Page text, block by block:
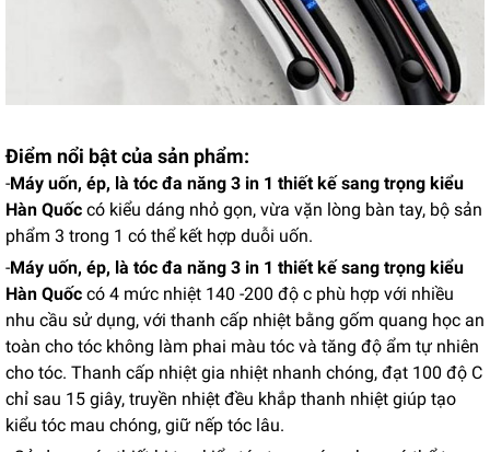
Điểm nổi bật của sản phẩm:
-Máy uốn, ép, là tóc đa năng 3 in 1 thiết kế sang trọng kiểu
Hàn Quốc có kiểu dáng nhỏ gọn, vừa vặn lòng bàn tay, bộ sản
phẩm 3 trong 1 có thể kết hợp duỗi uốn.
-Máy uốn, ép, là tóc đa năng 3 in 1 thiết kế sang trọng kiểu
Hàn Quốc có 4 mức nhiệt 140 -200 độ c phù hợp với nhiều
nhu cầu sử dụng, với thanh cấp nhiệt bằng gốm quang học an
toàn cho tóc không làm phai màu tóc và tăng độ ẩm tự nhiên
cho tóc. Thanh cấp nhiệt gia nhiệt nhanh chóng, đạt 100 độ C
chỉ sau 15 giây, truyền nhiệt đều khắp thanh nhiệt giúp tạo
kiểu tóc mau chóng, giữ nếp tóc lâu.